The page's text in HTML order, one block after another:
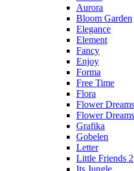
Aurora
Bloom Garden
Elegance
Element
Fancy
Enjoy
Forma
Free Time
Flora
Flower Dreams
Flower
Grafika
Gobelen
Letter
Little Friends 2
Its Jungle